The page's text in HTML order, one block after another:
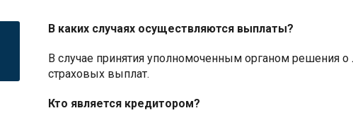
В каких случаях осуществляются выплаты?
В случае принятия уполномоченным органом решения
страховых выплат.
Кто является кредитором?